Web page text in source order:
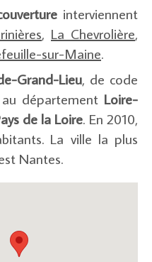
interviennent
, La Chevrolière,
sur-Maine.
Grand-Lieu, de code
département Loire-
de la Loire. En 2010,
La ville la plus
Nantes.